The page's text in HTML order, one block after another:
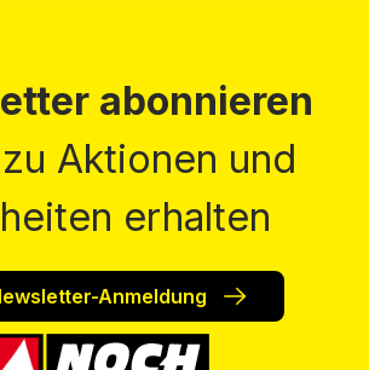
abonnieren
Aktionen und
erhalten
Anmeldung